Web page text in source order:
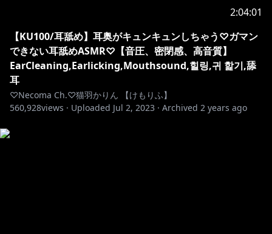
2:04:01
【KU100/耳舐め】耳奥がキュンキュンしちゃう♡ガマン
できない耳舐めASMR♡【音圧、密閉感、高音質】
EarCleaning,Earlicking,Mouthsound,힐링,귀 핥기,舔
耳
♡Necoma Ch.♡猫羽かりん 【けもりふ】
560,928views · Uploaded Jul 2, 2023 · Archived 2 years ago